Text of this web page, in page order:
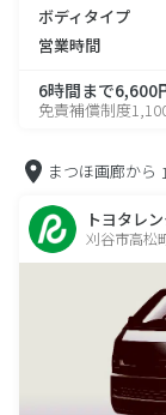
ボディタイプ
営業時間
6時間まで6,600
免責補償制度
まつほ画廊から
トヨタレ
刈谷市高松